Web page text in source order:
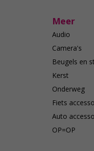
Meer
Audio
Camera's
Beugels en
Kerst
Onderweg
Fiets
Auto
OP=OP